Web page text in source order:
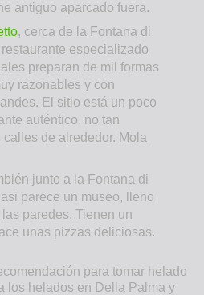
antiguo aparcado fuera.
, cerca de la Fontana di
especializado
preparan de mil formas
razonables y con
El sitio está un poco
auténtico, no tan
de alrededor. Mola
junto a la Fontana di
parece un museo, lleno
paredes. Tienen un
unas pizzas deliciosas.
para tomar helado
los helados en Della Palma y